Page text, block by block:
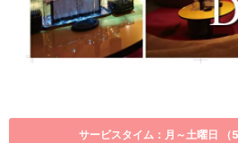
サービスタイム：月～土曜日